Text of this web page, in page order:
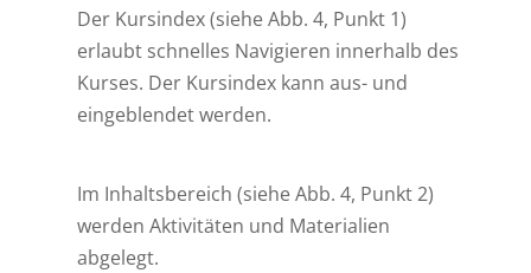
Der Kursindex (siehe Abb. 4, Punkt 1)
erlaubt schnelles Navigieren innerhalb des
Kurses. Der Kursindex kann aus- und
eingeblendet werden.
Im Inhaltsbereich (siehe Abb. 4, Punkt 2)
werden Aktivitäten und Materialien
abgelegt.